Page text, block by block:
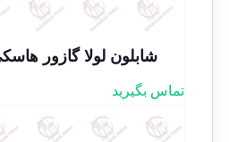
شابلون لولا گازور
تماس بگیرید